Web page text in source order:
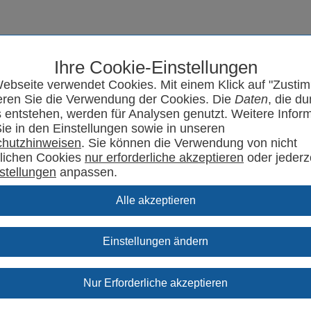
Ihre Cookie-Einstellungen
verwendet Cookies. Mit einem Klick auf
Sie die Verwendung der Cookies. Die Daten, die
entstehen, werden für Analysen genutzt. Weitere
in den Einstellungen sowie in unseren
. Sie können die Verwendung von nicht
Cookies
oder
anpassen.
Einstellungen ändern
Seminarprogramm SYRCode² Aktuelles Support Kontakt
Specials.